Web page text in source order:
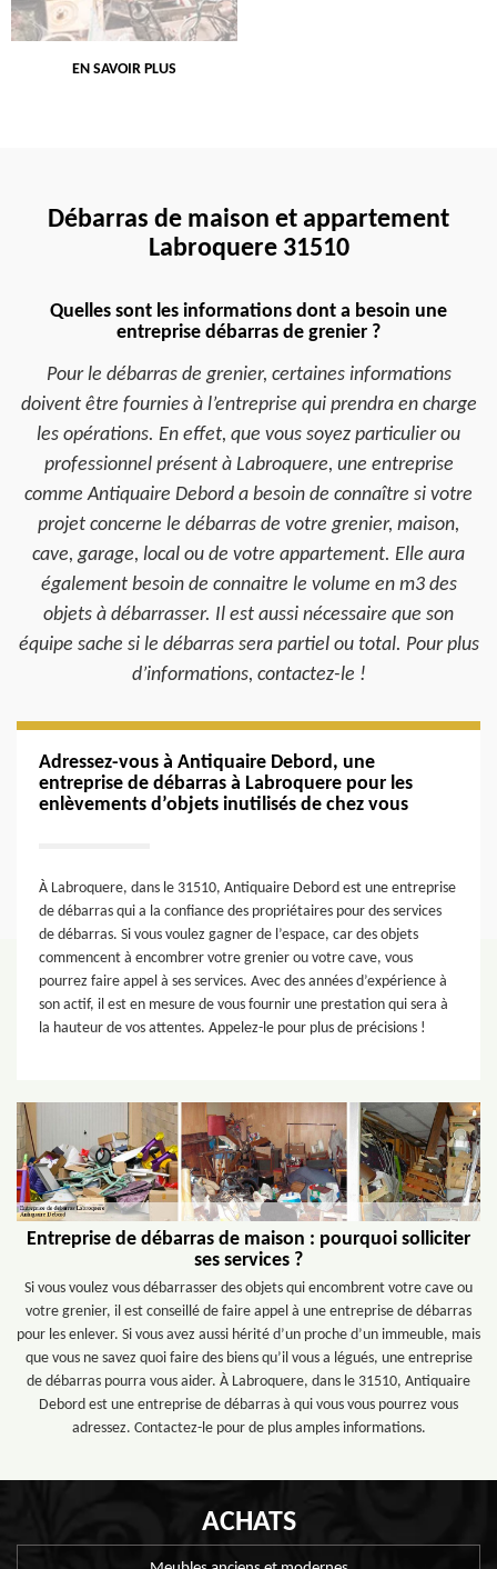
EN SAVOIR PLUS
Débarras de maison et appartement
Labroquere 31510
Quelles sont les informations dont a besoin une
entreprise débarras de grenier ?
Pour le débarras de grenier, certaines informations
doivent être fournies à l’entreprise qui prendra en charge
les opérations. En effet, que vous soyez particulier ou
professionnel présent à Labroquere, une entreprise
comme Antiquaire Debord a besoin de connaître si votre
projet concerne le débarras de votre grenier, maison,
cave, garage, local ou de votre appartement. Elle aura
également besoin de connaitre le volume en m3 des
objets à débarrasser. Il est aussi nécessaire que son
équipe sache si le débarras sera partiel ou total. Pour plus
d’informations, contactez-le !
Adressez-vous à Antiquaire Debord, une
entreprise de débarras à Labroquere pour les
enlèvements d’objets inutilisés de chez vous
À Labroquere, dans le 31510, Antiquaire Debord est une entreprise
de débarras qui a la confiance des propriétaires pour des services
de débarras. Si vous voulez gagner de l’espace, car des objets
commencent à encombrer votre grenier ou votre cave, vous
pourrez faire appel à ses services. Avec des années d’expérience à
son actif, il est en mesure de vous fournir une prestation qui sera à
la hauteur de vos attentes. Appelez-le pour plus de précisions !
Entreprise de débarras de maison : pourquoi solliciter
ses services ?
Si vous voulez vous débarrasser des objets qui encombrent votre cave ou
votre grenier, il est conseillé de faire appel à une entreprise de débarras
pour les enlever. Si vous avez aussi hérité d’un proche d’un immeuble, mais
que vous ne savez quoi faire des biens qu’il vous a légués, une entreprise
de débarras pourra vous aider. À Labroquere, dans le 31510, Antiquaire
Debord est une entreprise de débarras à qui vous vous pourrez vous
adressez. Contactez-le pour de plus amples informations.
ACHATS